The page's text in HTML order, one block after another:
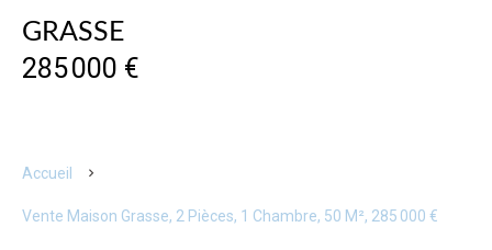
GRASSE
285 000 €
Accueil
Vente Maison Grasse, 2 Pièces, 1 Chambre, 50 M², 285 000 €